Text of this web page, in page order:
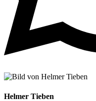
Helmer Tieben